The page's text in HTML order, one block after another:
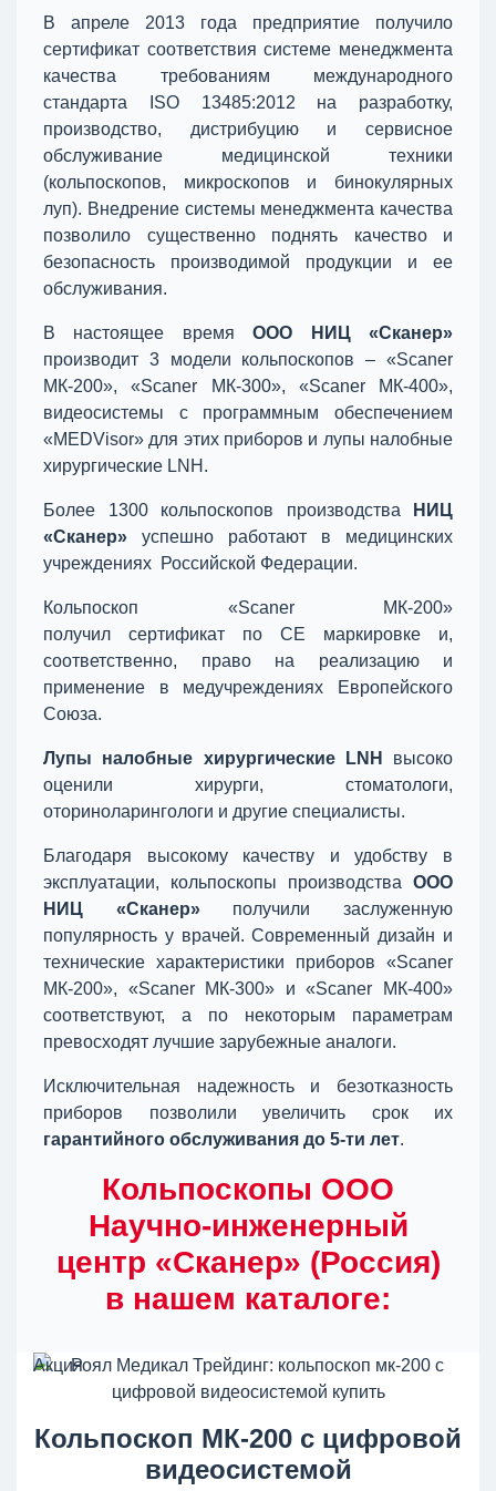
В апреле 2013 года предприятие получило
сертификат соответствия системе менеджмента
качества требованиям международного
стандарта ISO 13485:2012 на разработку,
производство, дистрибуцию и сервисное
обслуживание медицинской техники
(кольпоскопов, микроскопов и бинокулярных
луп). Внедрение системы менеджмента качества
позволило существенно поднять качество и
безопасность производимой продукции и ее
обслуживания.
В настоящее времяООО НИЦ «Сканер»
производит 3 модели кольпоскопов – «Scaner
МК-200», «Scaner МК-300», «Scaner МК-400»,
видеосистемы с программным обеспечением
«MEDVisor» для этих приборов и лупы налобные
хирургические LNH.
Более 1300 кольпоскопов производства
НИЦ
«Сканер» успешно работают в медицинских
учреждениях Российской Федерации.
Кольпоскоп «Scaner МК-200»
получил сертификат по СЕ маркировке и,
соответственно, право на реализацию и
применение в медучреждениях Европейского
Союза.
Лупы налобные хирургические LNH
высоко
оценили хирурги, стоматологи,
оториноларингологи и другие специалисты.
Благодаря высокому качеству и удобству в
эксплуатации, кольпоскопы производства ООО
НИЦ «Сканер»получили заслуженную
популярность у врачей. Современный дизайн и
технические характеристики приборов «Scaner
МК-200», «Scaner МК-300» и «Scaner МК-400»
соответствуют, а по некоторым параметрам
превосходят лучшие зарубежные аналоги.
Исключительная надежность и безотказность
приборов позволили увеличить срок их
гарантийного обслуживания до 5-ти лет.
Кольпоскопы ООО
Научно-инженерный
центр «Сканер» (Россия)
в нашем каталоге:
Акция
Кольпоскоп МК-200 с цифровой
видеосистемой